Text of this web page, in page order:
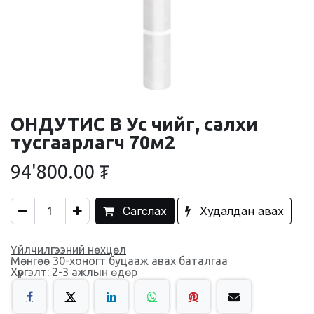
ОНДУТИС В Ус чийг, салхи
тусгаарлагч 70м2
94'800.00 ₮
Сагслах Худалдан авах
Үйлчилгээний нөхцөл
Мөнгөө 30-хоногт буцааж авах баталгаа
Хүргэлт: 2-3 ажлын өдөр